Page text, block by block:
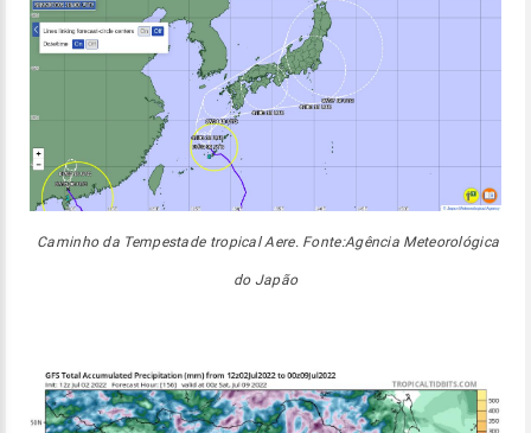
Caminho da Tempestade tropical Aere. Fonte:Agência Meteorológica
do Japão